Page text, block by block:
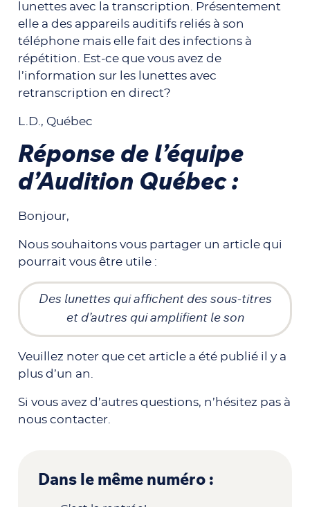
lunettes avec la transcription. Présentement
elle a des appareils auditifs reliés à son
téléphone mais elle fait des infections à
répétition. Est-ce que vous avez de
l’information sur les lunettes avec
retranscription en direct?
L.D., Québec
Réponse de l’équipe
d’Audition Québec :
Bonjour,
Nous souhaitons vous partager un article qui
pourrait vous être utile :
Des lunettes qui affichent des sous-titres
et d’autres qui amplifient le son
Veuillez noter que cet article a été publié il y a
plus d’un an.
Si vous avez d’autres questions, n’hésitez pas à
nous contacter.
Dans le même numéro :